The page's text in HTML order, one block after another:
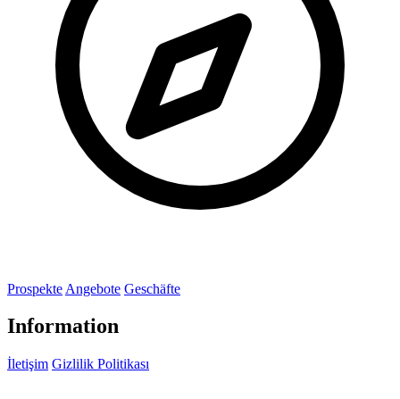
Prospekte Angebote Geschäfte
Information
İletişim Gizlilik Politikası